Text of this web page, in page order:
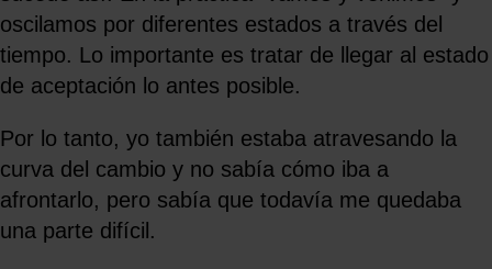
oscilamos por diferentes estados a través del
tiempo. Lo importante es tratar de llegar al estado
de aceptación lo antes posible.
Por lo tanto, yo también estaba atravesando la
curva del cambio y no sabía cómo iba a
afrontarlo, pero sabía que todavía me quedaba
una parte difícil.